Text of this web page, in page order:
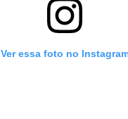
Ver essa foto no